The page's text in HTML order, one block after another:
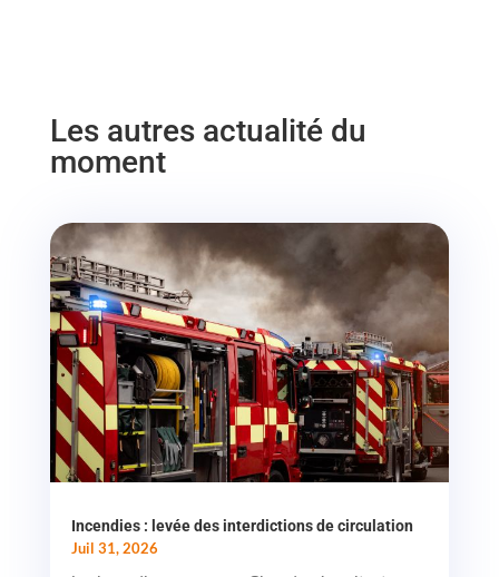
Les autres actualité du
moment
Incendies : levée des interdictions de circulation
Juil 31, 2026